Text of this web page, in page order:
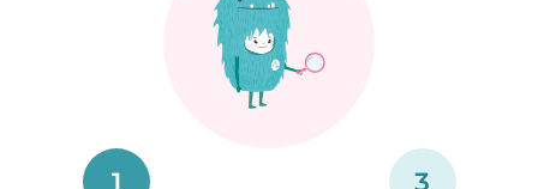
1 3